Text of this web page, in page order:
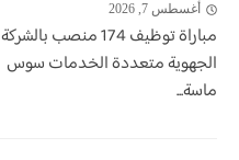
أغسطس 7, 2026
مباراة توظيف 174 منصب بالشركة
الجهوية متعددة الخدمات سوس
ماسة...